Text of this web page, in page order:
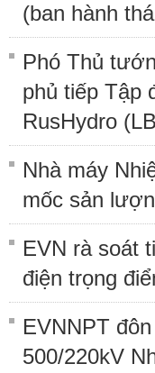
(ban hành
Phó Thủ
phủ tiếp Tập
RusHydro
Nhà máy
mốc sản
EVN rà soát
điện trọng
EVNNPT
500/220kV